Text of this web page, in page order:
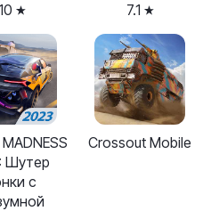
7.1
Шутер
с
Crossout Mobile